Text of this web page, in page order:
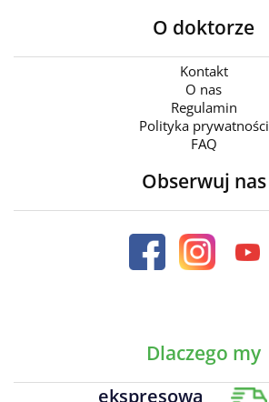
O doktorze
Kontakt
O nas
Regulamin
Polityka prywatności
FAQ
Obserwuj nas
Dlaczego my
ekspresowa